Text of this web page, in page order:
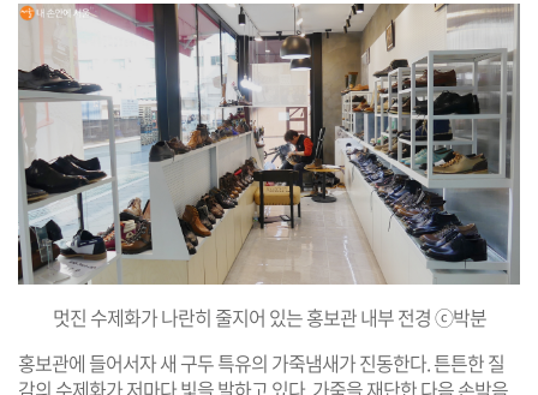
멋진 수제화가 나란히 줄지어 있는 홍보관 내부 전경 ⓒ박분
홍보관에 들어서자 새 구두 특유의 가죽냄새가 진동한다. 튼튼한 질